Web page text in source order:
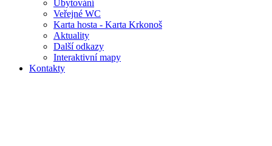
Ubytování
Veřejné WC
Karta hosta - Karta Krkonoš
Aktuality
Další odkazy
Interaktivní mapy
Kontakty